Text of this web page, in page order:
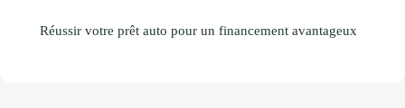
Réussir votre prêt auto pour un financement avantageux